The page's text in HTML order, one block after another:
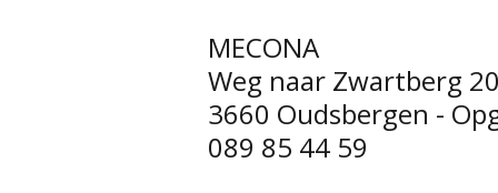
MECONA
Weg naar Zwartberg
3660 Oudsbergen -
089 85 44 59